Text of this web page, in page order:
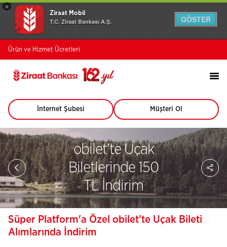
×
Ziraat Mobil
T.C. Ziraat Bankası A.Ş. GÖSTER
Ürün ve Hizmet Ücretleri
İnternet Şubesi
(Bu
sayfa
yeni
pencerede
açılacaktır)
Müşteri Ol
(Bu
sayfa
yeni
pencerede
açılacaktır)
obilet'te Uçak
Biletlerinde 150
TL İndirim
​​Süper Platform'a Özel obilet'te Uçak Bileti
Alımlarında İndirim